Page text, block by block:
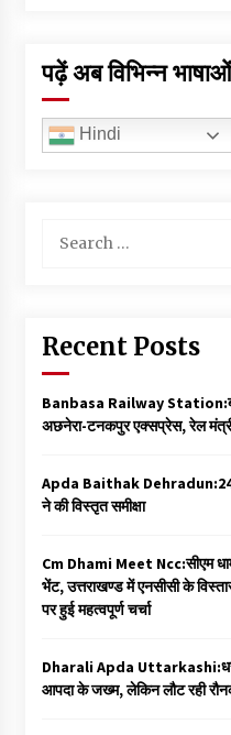
पढ़ें अब विभिन्न
Hindi
for:
Recent Posts
Banbasa Railway
अछनेरा-टनकपुर एक्सप्रेस, रेल
Apda Baithak
ने की विस्तृत समीक्षा
Cm Dhami Meet Ncc:सीएम
भेंट, उत्तराखण्ड में एनसीसी के
पर हुई महत्वपूर्ण चर्चा
Dharali Apda
आपदा के जख्म, लेकिन लौट रही